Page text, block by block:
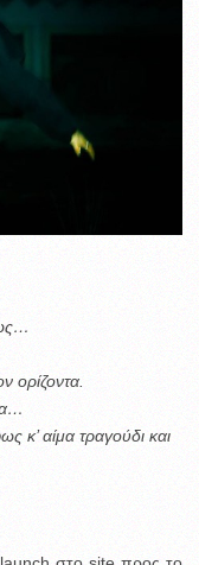
ορίζοντα.
κ’ αίμα τραγούδι και